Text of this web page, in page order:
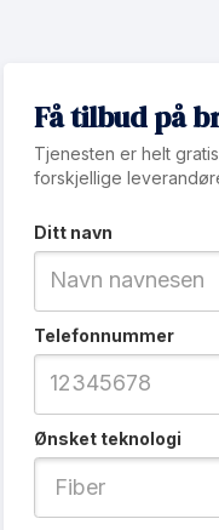
Få tilbud på
Tjenesten er helt
forskjellige
Ditt navn
Telefonnummer
Ønsket teknologi